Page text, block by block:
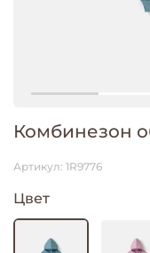
Комбинезон
Артикул: 1R9776
Цвет